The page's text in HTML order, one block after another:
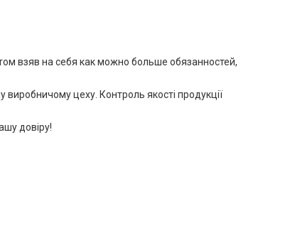
взяв на себя как можно больше обязанностей,
цеху. Контроль якості продукції
довіру!